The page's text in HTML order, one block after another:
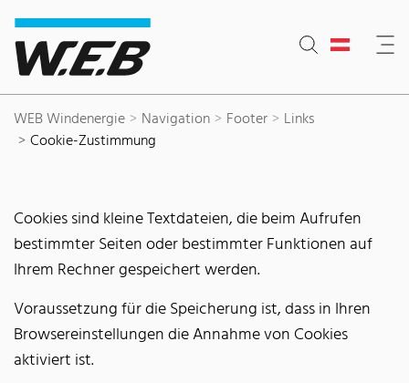
Inhaltsbereich
Suche
Hauptnavigation
Kontakt
Footer
WEB Windenergie Navigation Footer
Links
Cookie-Zustimmung
Cookies sind kleine Textdateien, die beim Aufrufen
bestimmter Seiten oder bestimmter Funktionen auf
Ihrem Rechner gespeichert werden.
Voraussetzung für die Speicherung ist, dass in Ihren
Browsereinstellungen die Annahme von Cookies
aktiviert ist.